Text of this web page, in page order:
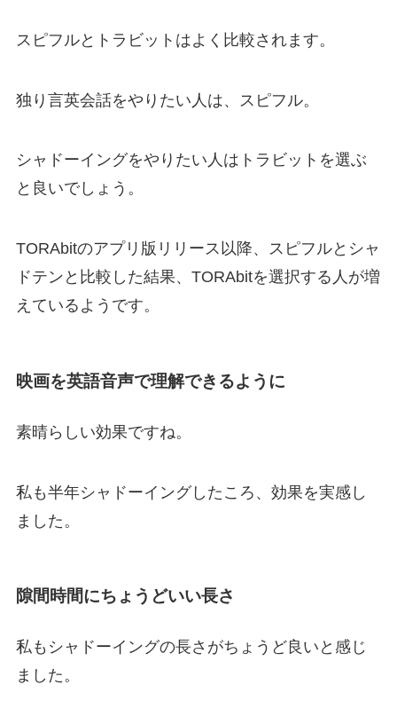
スピフルとトラビットはよく比較されます。
独り言英会話をやりたい人は、スピフル。
シャドーイングをやりたい人はトラビットを選ぶ
と良いでしょう。
TORAbitのアプリ版リリース以降、スピフルとシャ
ドテンと比較した結果、TORAbitを選択する人が増
えているようです。
映画を英語音声で理解できるように
素晴らしい効果ですね。
私も半年シャドーイングしたころ、効果を実感し
ました。
隙間時間にちょうどいい長さ
私もシャドーイングの長さがちょうど良いと感じ
ました。